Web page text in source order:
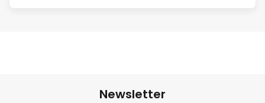
Newsletter